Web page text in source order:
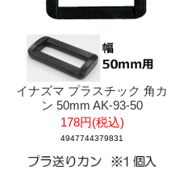
イナズマ プラスチック 角カ
ン 50mm AK-93-50
178円(税込)
4947744379831